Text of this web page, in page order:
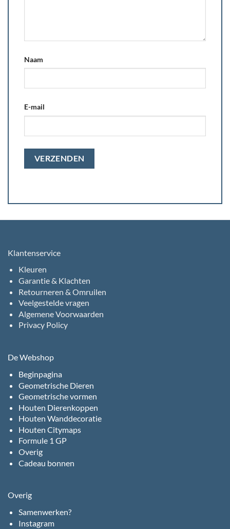
Naam
E-mail
Klantenservice
Kleuren
Garantie & Klachten
Retourneren & Omruilen
Veelgestelde vragen
Algemene Voorwaarden
Privacy Policy
De Webshop
Beginpagina
Geometrische Dieren
Geometrische vormen
Houten Dierenkoppen
Houten Wanddecoratie
Houten Citymaps
Formule 1 GP
Overig
Cadeau bonnen
Overig
Samenwerken?
Instagram